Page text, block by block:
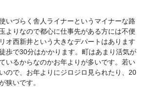
いづらく舎人ライナーというマイナーな路
よりなので都心に仕事先がある方には不便
オ西新井という大きなデパートはあります
歩で30分はかかります。町はあまり活気が
いるからなのかお年よりが多いです。若い
ので、お年よりにジロジロ見られたり、20
狭いです。